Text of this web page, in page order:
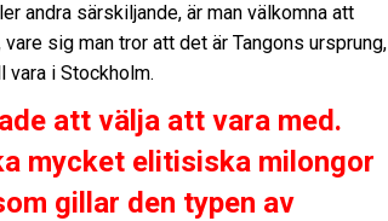
andra särskiljande, är man välkomna att
sig man tror att det är Tangons ursprung,
vara i Stockholm.
att välja att vara med.
mycket elitisiska milongor
gillar den typen av